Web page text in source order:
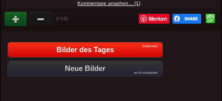
Kommentare ansehen... (1)
(+24) Merken
Bilder des Tages Startseite
Neue Bilder
nicht moderiert